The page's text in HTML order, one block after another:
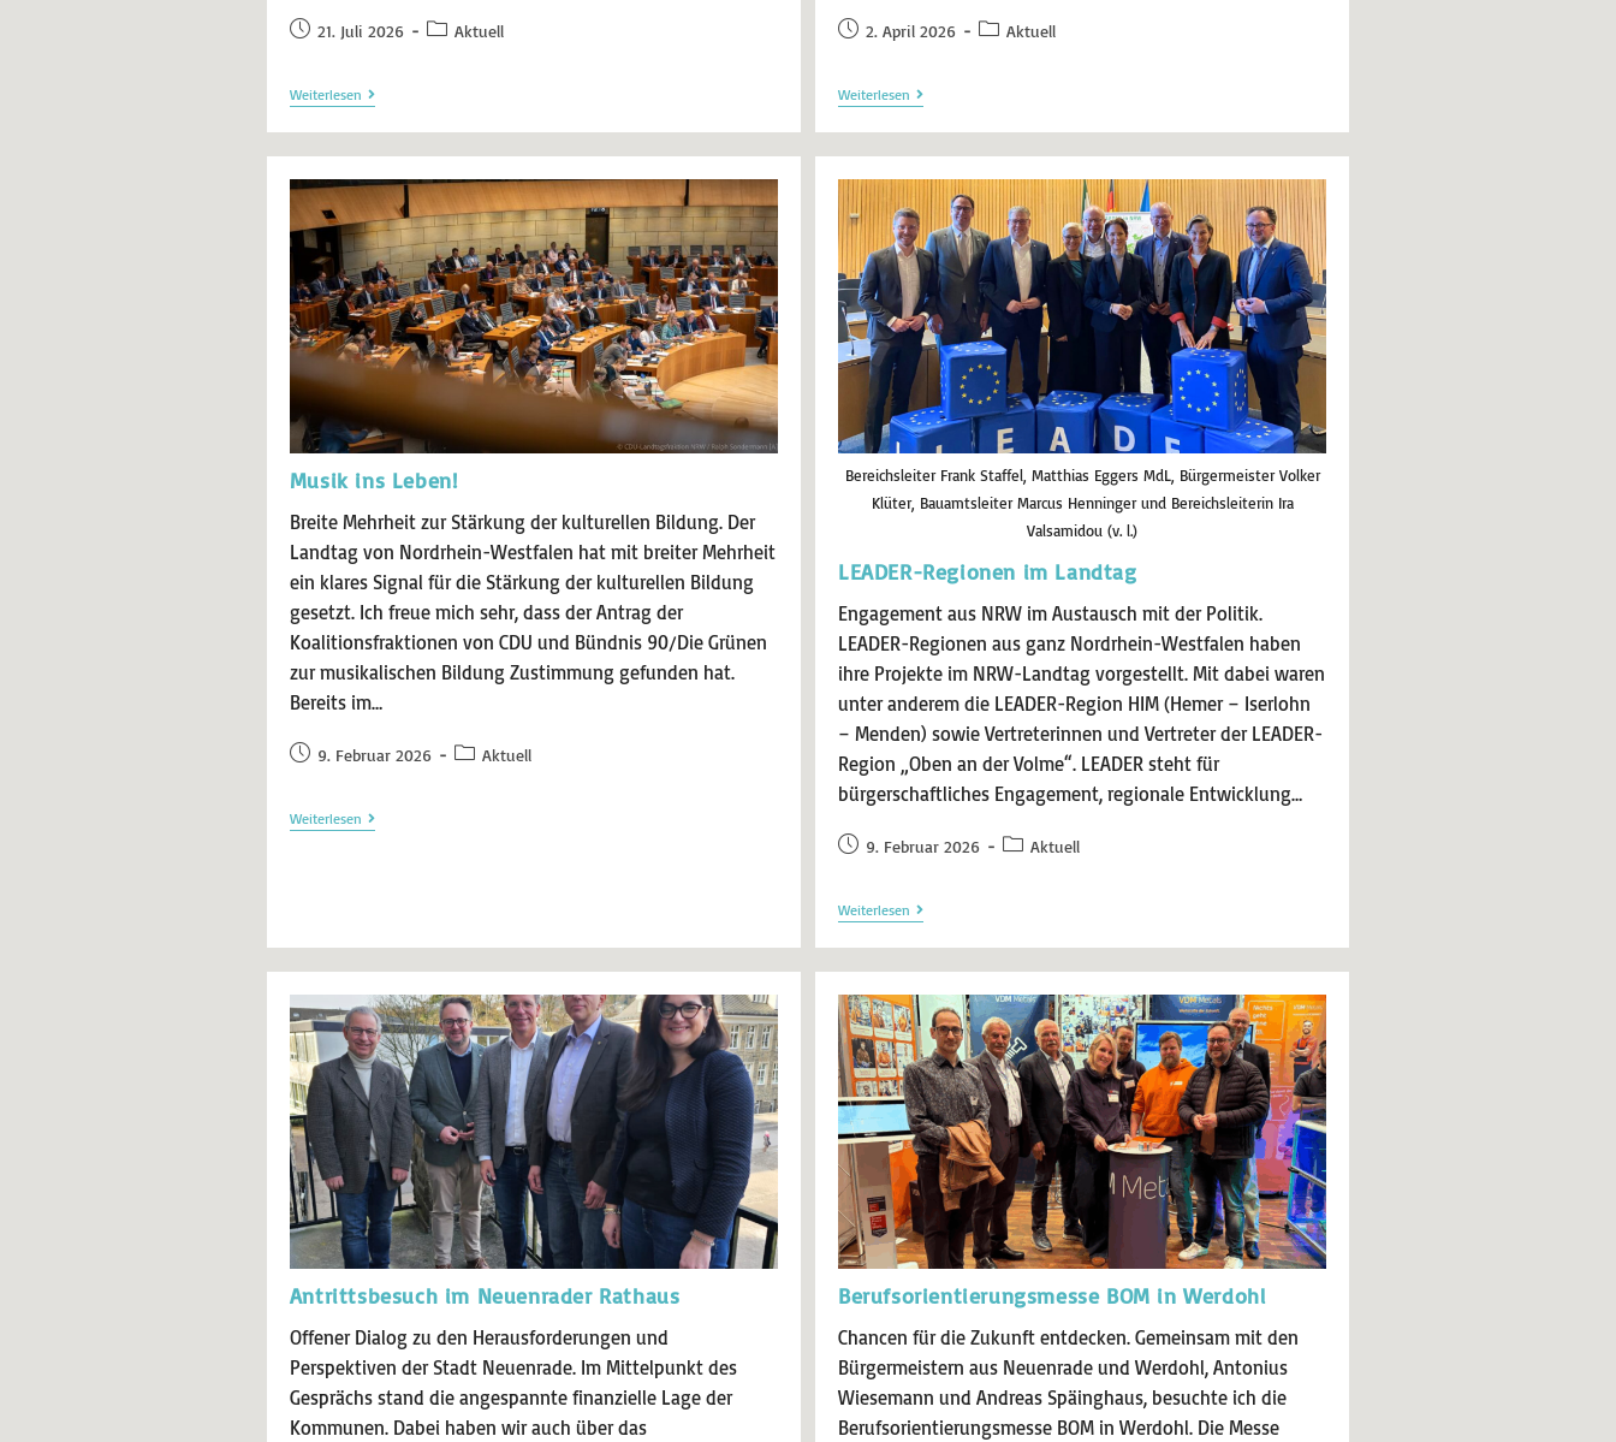
21. Juli 2026 Aktuell
Weiterlesen
2. April 2026 Aktuell
Weiterlesen
Musik ins Leben!
Breite Mehrheit zur Stärkung der kulturellen Bildung. Der
Landtag von Nordrhein-Westfalen hat mit breiter Mehrheit
ein klares Signal für die Stärkung der kulturellen Bildung
gesetzt. Ich freue mich sehr, dass der Antrag der
Koalitionsfraktionen von CDU und Bündnis 90/Die Grünen
zur musikalischen Bildung Zustimmung gefunden hat.
Bereits im…
9. Februar 2026 Aktuell
Weiterlesen
Bereichsleiter Frank Staffel, Matthias Eggers MdL, Bürgermeister Volker
Klüter, Bauamtsleiter Marcus Henninger und Bereichsleiterin Ira
Valsamidou (v. l.)
LEADER-Regionen im Landtag
Engagement aus NRW im Austausch mit der Politik.
LEADER-Regionen aus ganz Nordrhein-Westfalen haben
ihre Projekte im NRW-Landtag vorgestellt. Mit dabei waren
unter anderem die LEADER-Region HIM (Hemer – Iserlohn
– Menden) sowie Vertreterinnen und Vertreter der LEADER-
Region „Oben an der Volme“. LEADER steht für
bürgerschaftliches Engagement, regionale Entwicklung…
9. Februar 2026 Aktuell
Weiterlesen
Antrittsbesuch im Neuenrader Rathaus
Offener Dialog zu den Herausforderungen und
Perspektiven der Stadt Neuenrade. Im Mittelpunkt des
Gesprächs stand die angespannte finanzielle Lage der
Kommunen. Dabei haben wir auch über das
Berufsorientierungsmesse BOM in Werdohl
Chancen für die Zukunft entdecken. Gemeinsam mit den
Bürgermeistern aus Neuenrade und Werdohl, Antonius
Wiesemann und Andreas Späinghaus, besuchte ich die
Berufsorientierungsmesse BOM in Werdohl. Die Messe